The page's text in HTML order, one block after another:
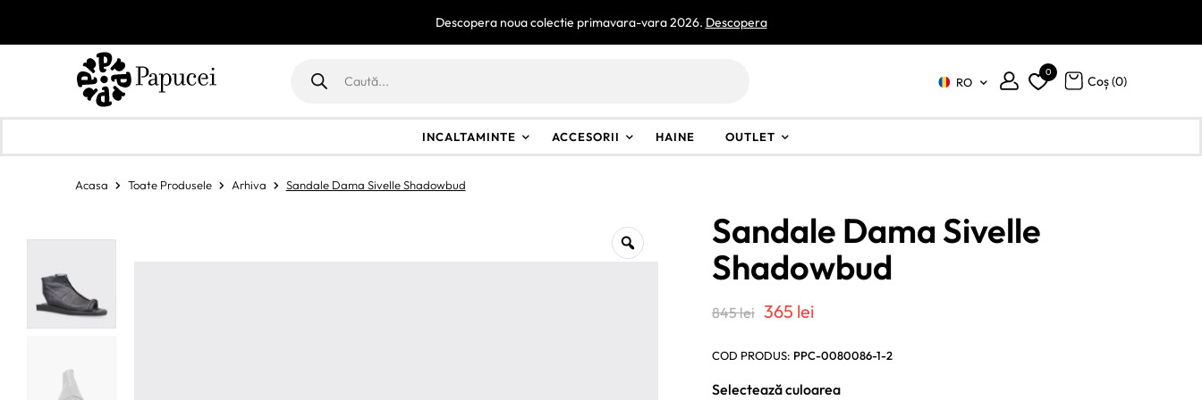
Descopera noua colectie primavara-vara 2026. Descopera
search
RO
0
Coș (0)
INCALTAMINTE ACCESORII HAINE OUTLET
Acasa Toate Produsele Arhiva Sandale Dama Sivelle Shadowbud
Sandale Dama Sivelle
Shadowbud
845lei Prețul
365 leiPrețul
este:
COD PRODUS: PPC-0080086-1-2
Selectează culoarea